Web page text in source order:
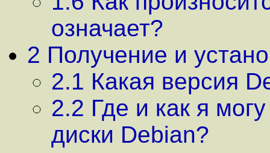
означает?
2 Получение и
2.1 Какая версия
2.2 Где и как я
диски Debian?